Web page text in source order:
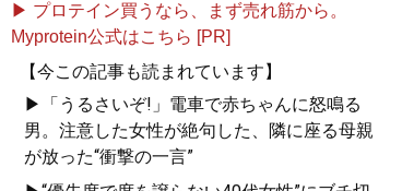
▶ プロテイン買うなら、まず売れ筋から。
Myprotein公式はこちら [PR]
【今この記事も読まれています】
▶「うるさいぞ!」電車で赤ちゃんに怒鳴る
男。注意した女性が絶句した、隣に座る母親
が放った“衝撃の一言”